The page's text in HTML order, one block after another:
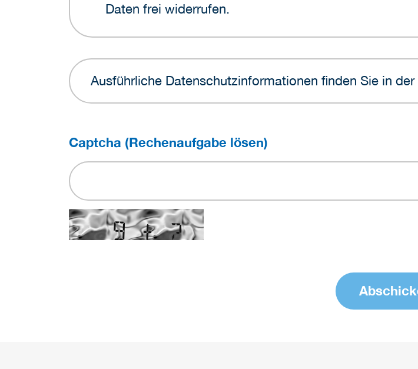
Daten frei widerrufen.
Ausführliche Datenschutzinformationen finden Sie in der
Captcha (Rechenaufgabe lösen)